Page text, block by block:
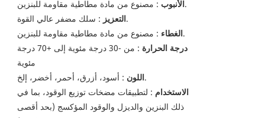
الأنبوب: مصنوع من مادة مطاطية مقاومة للبنزين.
التعزيز: سلك مضفر عالي القوة.
الغطاء: مصنوع من مادة مطاطية مقاومة للبنزين.
درجة الحرارة
: من -30 درجة مئوية إلى +70 درجة
مئوية
اللون: أسود، أزرق، أحمر، أخضر، إلخ.
الاستخدام : لتطبيقات مضخات توزيع الوقود، بما في
ذلك البنزين والديزل والوقود المؤكسج (بحد أقصى